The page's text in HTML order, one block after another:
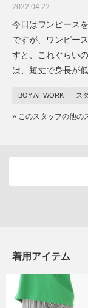
2022.04.22
今日はワンピース
ですが、ワンピー
すと、これぐらい
は、短丈で身長が
BOY AT WORK ス
» このスタッフの他の
着用アイテム